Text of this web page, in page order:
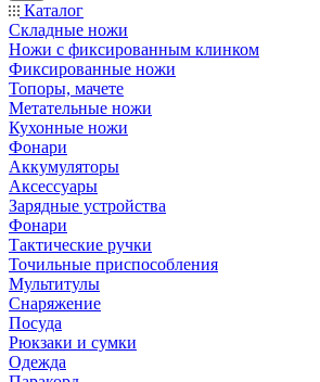
Каталог
Складные ножи
Ножи с фиксированным клинком
Фиксированные ножи
Топоры, мачете
Метательные ножи
Кухонные ножи
Фонари
Аккумуляторы
Аксессуары
Зарядные устройства
Фонари
Тактические ручки
Точильные приспособления
Мультитулы
Снаряжение
Посуда
Рюкзаки и сумки
Одежда